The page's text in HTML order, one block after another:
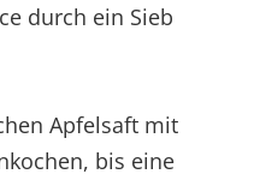
durch ein Sieb
Apfelsaft mit
bis eine